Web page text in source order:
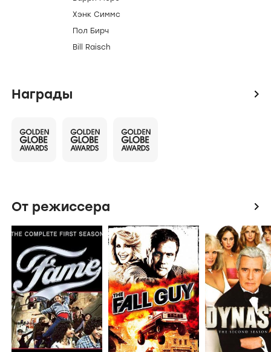
Хэнк Симмс
Пол Бирч
Bill Raisch
Награды icon
От режиссера icon